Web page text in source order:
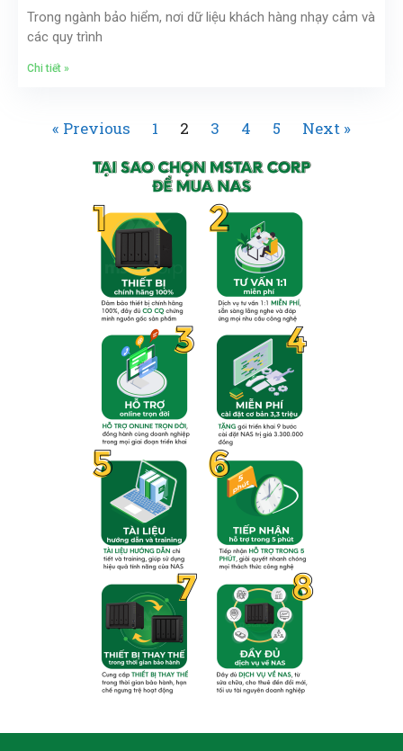
Trong ngành bảo hiểm, nơi dữ liệu khách hàng nhạy cảm và
các quy trình
Chi tiết »
« Previous 1 2 3 4 5 Next »